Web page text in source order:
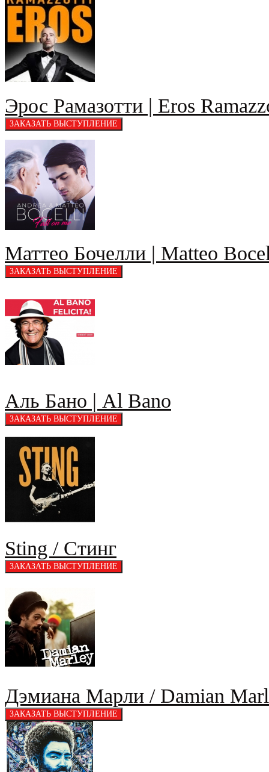
Эрос Рамазотти | Eros
Маттео Бочелли | Matteo
Аль Бано | Al Bano
Sting / Стинг
Дэмиана Марли / Damian